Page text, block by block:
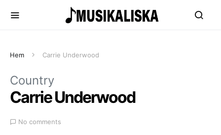
Hem Carrie Underwood
Country
Carrie Underwood
No comments